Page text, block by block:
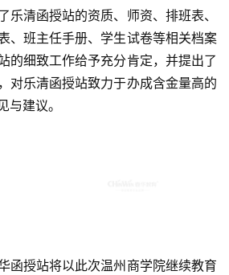
乐清函授站的资质、师资、排班表、
、班主任手册、学生试卷等相关档案
的细致工作给予充分肯定，并提出了
对乐清函授站致力于办成含金量高的
与建议。
函授站将以此次温州商学院继续教育